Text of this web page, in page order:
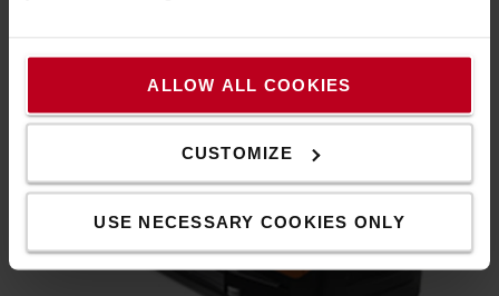
ALLOW ALL COOKIES
CUSTOMIZE
USE NECESSARY COOKIES ONLY